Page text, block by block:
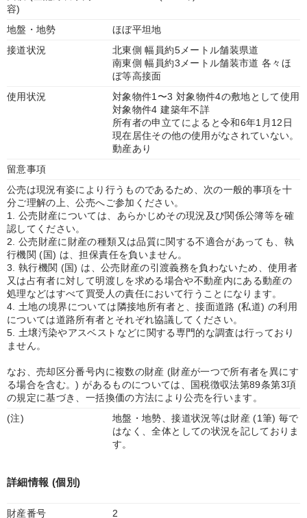
容)
地盤・地勢
ほぼ平坦地
接道状況
北東側 幅員約5メートル舗装県道
南東側 幅員約3メートル舗装市道 各々ほ
ぼ等高接面
使用状況
対象物件1〜3 対象物件4の敷地として使用
対象物件4 建築年不詳
所有者の申立てによると令和6年1月12日
現在居住その他の使用がなされていない。
動産あり
留意事項
公売は現況有姿により行うものであるため、次の一般的事項を十
分ご理解の上、公売へご参加ください。
1. 公売財産については、あらかじめその現況及び関係公簿等を確
認してください。
2. 公売財産に財産の種類又は品質に関する不適合があっても、執
行機関 (国) は、担保責任を負いません。
3. 執行機関 (国) は、公売財産の引渡義務を負わないため、使用者
又は占有者に対して明渡しを求める場合や不動産内にある動産の
処理などはすべて買受人の責任において行うことになります。
4. 土地の境界については隣接地所有者と、接面道路 (私道) の利用
については道路所有者とそれぞれ協議してください。
5. 土壌汚染やアスベストなどに関する専門的な調査は行っており
ません。
なお、売却区分番号内に複数の財産 (財産が一つで所有者を異にす
る場合を含む。) があるものについては、国税徴収法第89条第3項
の規定に基づき、一括換価の方法により公売を行います。
(注)
地盤・地勢、接道状況等は財産 (1筆) 毎で
はなく、全体としての状況を記しておりま
す。
詳細情報 (個別)
財産番号
2